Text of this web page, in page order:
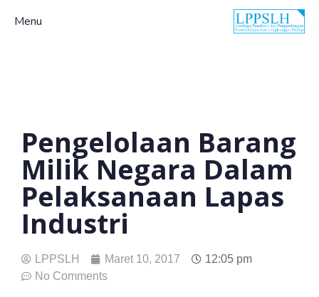
Menu
Pengelolaan Barang
Milik Negara Dalam
Pelaksanaan Lapas
Industri
LPPSLH Maret 10, 2017
12:05 pm
No Comments